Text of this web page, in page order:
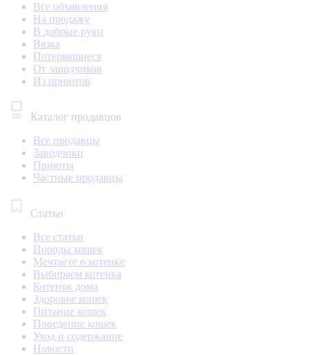
Все объявления
На продажу
В добрые руки
Вязка
Потерявшиеся
От заводчиков
Из приютов
Каталог продавцов
Все продавцы
Заводчики
Приюты
Частные продавцы
Статьи
Все статьи
Породы кошек
Мечтаете о котенке
Выбираем котенка
Котенок дома
Здоровье кошек
Питание кошек
Поведение кошек
Уход и содержание
Новости